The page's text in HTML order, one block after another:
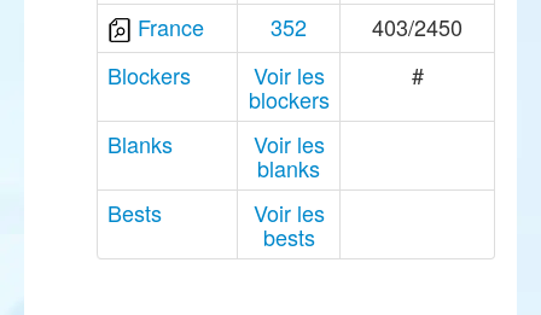
France 352
403/2450
Blockers
Voir les
blockers
#
Blanks Voir les
blanks
Bests
Voir les
bests